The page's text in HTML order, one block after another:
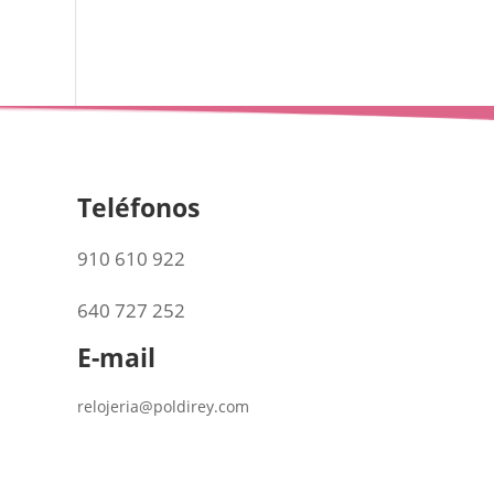
Teléfonos
910 610 922
640 727 252
E-mail
relojeria@poldirey.com